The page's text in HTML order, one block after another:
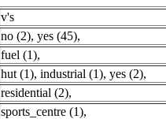
v's
no (2), yes (45),
fuel (1),
hut (1), industrial (1), yes (2),
residential (2),
sports_centre (1),